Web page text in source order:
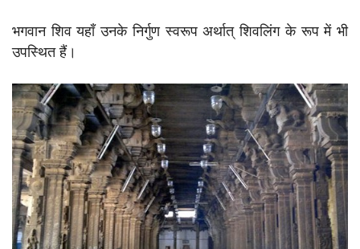
भगवान शिव यहाँ उनके निर्गुण स्वरूप अर्थात् शिवलिंग के रूप में भी
उपस्थित हैं।